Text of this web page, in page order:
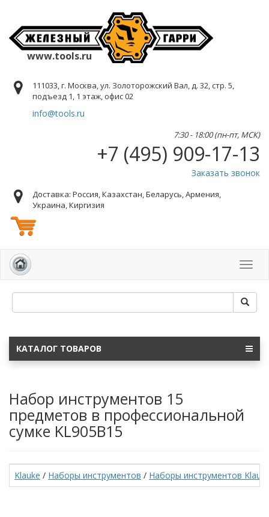
www.tools.ru
111033, г. Москва, ул. Золоторожский Вал, д. 32, стр. 5,
подъезд 1, 1 этаж, офис 02
info@tools.ru
7:30 - 18:00 (пн-пт, МСК)
+7 (495) 909-17-13
Заказать звонок
Доставка: Россия, Казахстан, Беларусь, Армения,
Украина, Киргизия
КАТАЛОГ ТОВАРОВ
Набор инструментов 15
предметов в профессиональной
сумке KL905B15
Klauke / Наборы инструментов / Наборы инструментов